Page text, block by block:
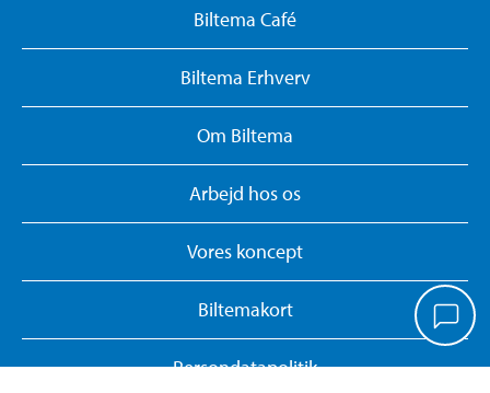
Biltema Café
Biltema Erhverv
Om Biltema
Arbejd hos os
Vores koncept
Biltemakort
Persondatapolitik